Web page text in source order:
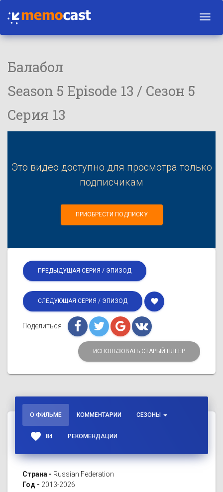
Балабол
Season 5 Episode 13 / Сезон 5
Серия 13
Это видео доступно для просмотра только
подписчикам
ПРИОБРЕСТИ ПОДПИСКУ
ПРЕДЫДУЩАЯ СЕРИЯ / ЭПИЗОД
СЛЕДУЮЩАЯ СЕРИЯ / ЭПИЗОД favorite
Поделиться
ИСПОЛЬЗОВАТЬ СТАРЫЙ ПЛЕЕР
О ФИЛЬМЕ КОММЕНТАРИИ СЕЗОНЫ
favorite 84 РЕКОМЕНДАЦИИ
Страна - Russian Federation
Год - 2013-2026